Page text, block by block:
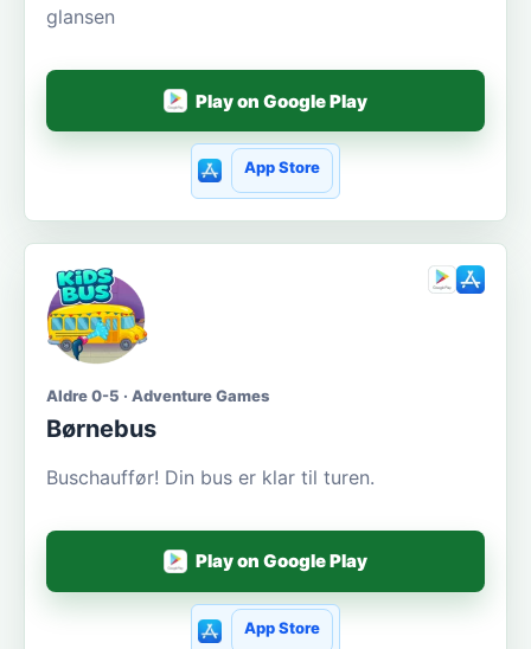
glansen
Play on Google Play
App Store
Aldre 0-5 · Adventure Games
Børnebus
Buschauffør! Din bus er klar til turen.
Play on Google Play
App Store